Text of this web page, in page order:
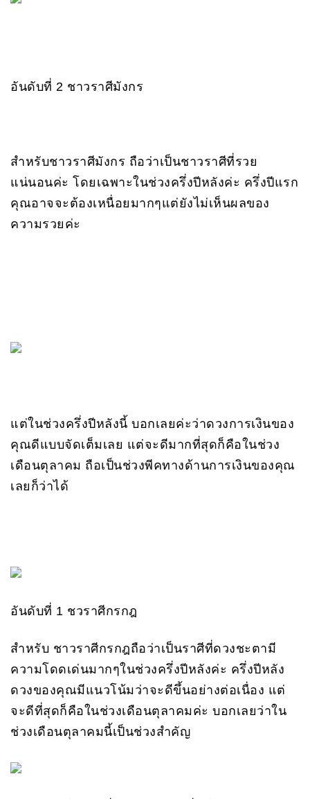
อันดับที่ 2 ชาวราศีมังกร
สำหรับชาวราศีมังกร ถือว่าเป็นชาวราศีที่รวย
แน่นอนค่ะ โดยเฉพาะในช่วงครึ่งปีหลังค่ะ ครึ่งปีแรก
คุณอาจจะต้องเหนื่อยมากๆแต่ยังไม่เห็นผลของ
ความรวยค่ะ
แต่ในช่วงครึ่งปีหลังนี้ บอกเลยค่ะว่าดวงการเงินของ
คุณดีแบบจัดเต็มเลย แต่จะดีมากที่สุดก็คือในช่วง
เดือนตุลาคม ถือเป็นช่วงพีคทางด้านการเงินของคุณ
เลยก็ว่าได้
อันดับที่ 1 ชวราศีกรกฎ
สำหรับ ชาวราศีกรกฎถือว่าเป็นราศีที่ดวงชะตามี
ความโดดเด่นมากๆในช่วงครึ่งปีหลังค่ะ ครึ่งปีหลัง
ดวงของคุณมีแนวโน้มว่าจะดีขึ้นอย่างต่อเนื่อง แต่
จะดีที่สุดก็คือในช่วงเดือนตุลาคมค่ะ บอกเลยว่าใน
ช่วงเดือนตุลาคมนี้เป็นช่วงสำคัญ